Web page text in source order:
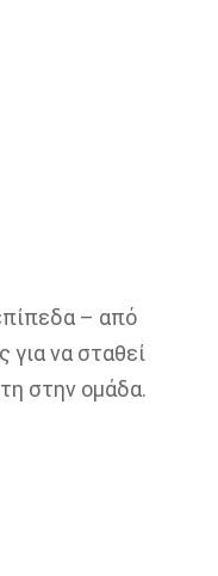
– από
για να σταθεί
στην ομάδα.